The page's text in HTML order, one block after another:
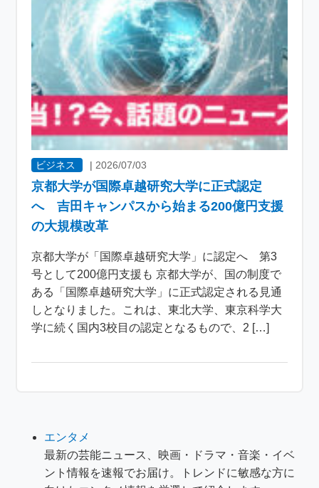
ビジネス |2026/07/03
京都大学が国際卓越研究大学に正式認定
へ 吉田キャンパスから始まる200億円支援
の大規模改革
京都大学が「国際卓越研究大学」に認定へ 第3
号として200億円支援も 京都大学が、国の制度で
ある「国際卓越研究大学」に正式認定される見通
しとなりました。これは、東北大学、東京科学大
学に続く国内3校目の認定となるもので、2 […]
エンタメ
最新の芸能ニュース、映画・ドラマ・音楽・イベ
ント情報を速報でお届け。トレンドに敏感な方に